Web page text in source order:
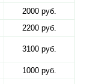
2000 руб.
2200 руб.
3100 руб.
1000 руб.